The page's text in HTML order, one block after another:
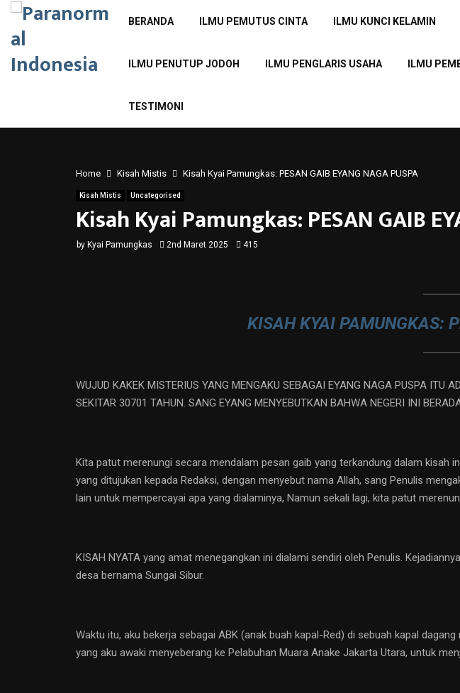
BERANDA ILMU PEMUTUS CINTA ILMU KUNCI KELAMIN
ILMU PENUTUP JODOH ILMU PENGLARIS USAHA ILMU
TESTIMONI
Home Kisah Mistis Kisah Kyai Pamungkas: PESAN GAIB EYANG NAGA PUSPA
Kisah Mistis Uncategorised
Kisah Kyai Pamungkas: PESAN GAIB
by Kyai Pamungkas 2nd Maret 2025 415
KISAH KYAI PAMUNGKAS:
WUJUD KAKEK MISTERIUS YANG MENGAKU SEBAGAI EYANG NAGA PUSPA ITU
SEKITAR 30701 TAHUN. SANG EYANG MENYEBUTKAN BAHWA NEGERI INI
Kita patut merenungi secara mendalam pesan gaib yang terkandung dalam kisah
yang ditujukan kepada Redaksi, dengan menyebut nama Allah, sang Penulis
lain untuk mempercayai apa yang dialaminya, Namun sekali lagi, kita patut
KISAH NYATA yang amat menegangkan ini dialami sendiri oleh Penulis.
desa bernama Sungai Sibur.
Waktu itu, aku bekerja sebagai ABK (anak buah kapal-Red) di sebuah kapal
yang aku awaki menyeberang ke Pelabuhan Muara Anake Jakarta Utara, untuk